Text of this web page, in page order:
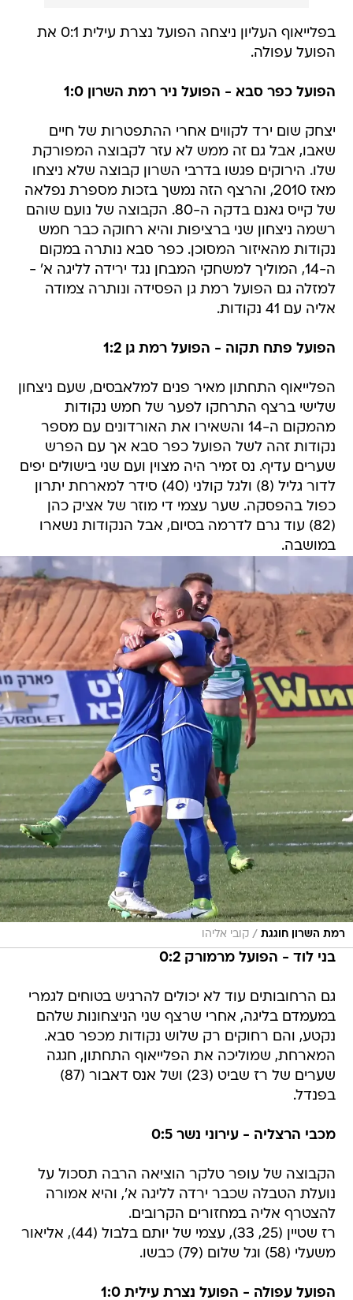
בפלייאוף העליון ניצחה הפועל נצרת עילית 0:1 את
הפועל עפולה.
הפועל כפר סבא - הפועל ניר רמת השרון 1:0
יצחק שום ירד לקווים אחרי ההתפטרות של חיים
שאבו, אבל גם זה ממש לא עזר לקבוצה המפורקת
שלו. הירוקים פגשו בדרבי השרון קבוצה שלא ניצחו
מאז 2010, והרצף הזה נמשך בזכות מספרת נפלאה
של קייס גאנם בדקה ה-80. הקבוצה של נועם שוהם
רשמה ניצחון שני ברציפות והיא רחוקה כבר חמש
נקודות מהאיזור המסוכן. כפר סבא נותרה במקום
ה-14, המוליך למשחקי המבחן נגד ירידה לליגה א' -
למזלה גם הפועל רמת גן הפסידה ונותרה צמודה
אליה עם 41 נקודות.
הפועל פתח תקוה - הפועל רמת גן 1:2
הפלייאוף התחתון מאיר פנים למלאבסים, שעם ניצחון
שלישי ברצף התרחקו לפער של חמש נקודות
מהמקום ה-14 והשאירו את האורדונים עם מספר
נקודות זהה לשל הפועל כפר סבא אך עם הפרש
שערים עדיף. נס זמיר היה מצוין ועם שני בישולים יפים
לדור גליל (8) ולגל קולני (40) סידר למארחת יתרון
כפול בהפסקה. שער עצמי די מוזר של אציק כהן
(82) עוד גרם לדרמה בסיום, אבל הנקודות נשארו
במושבה.
רמת השרון חוגגת / קובי אליהו
בני לוד - הפועל מרמורק 0:2
גם הרחובותים עוד לא יכולים להרגיש בטוחים לגמרי
במעמדם בליגה, אחרי שרצף שני הניצחונות שלהם
נקטע, והם רחוקים רק שלוש נקודות מכפר סבא.
המארחת, שמוליכה את הפלייאוף התחתון, חגגה
שערים של רז שביט (23) ושל אנס דאבור (87)
בפנדל.
מכבי הרצליה - עירוני נשר 0:5
הקבוצה של עופר טלקר הוציאה הרבה תסכול על
נועלת הטבלה שכבר ירדה לליגה א', והיא אמורה
להצטרף אליה במחזורים הקרובים.
רז שטיין (25, 33), עצמי של יותם בלבול (44), אליאור
משעלי (58) וגל שלום (79) כבשו.
הפועל עפולה - הפועל נצרת עילית 1:0